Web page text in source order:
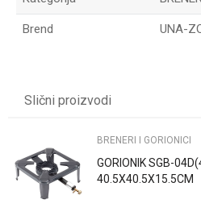
Brend UNA-
Poruka
Slični proizvodi
BRENERI I GORIONICI
GORIONIK SGB-
40.5X40.5X15.5CM